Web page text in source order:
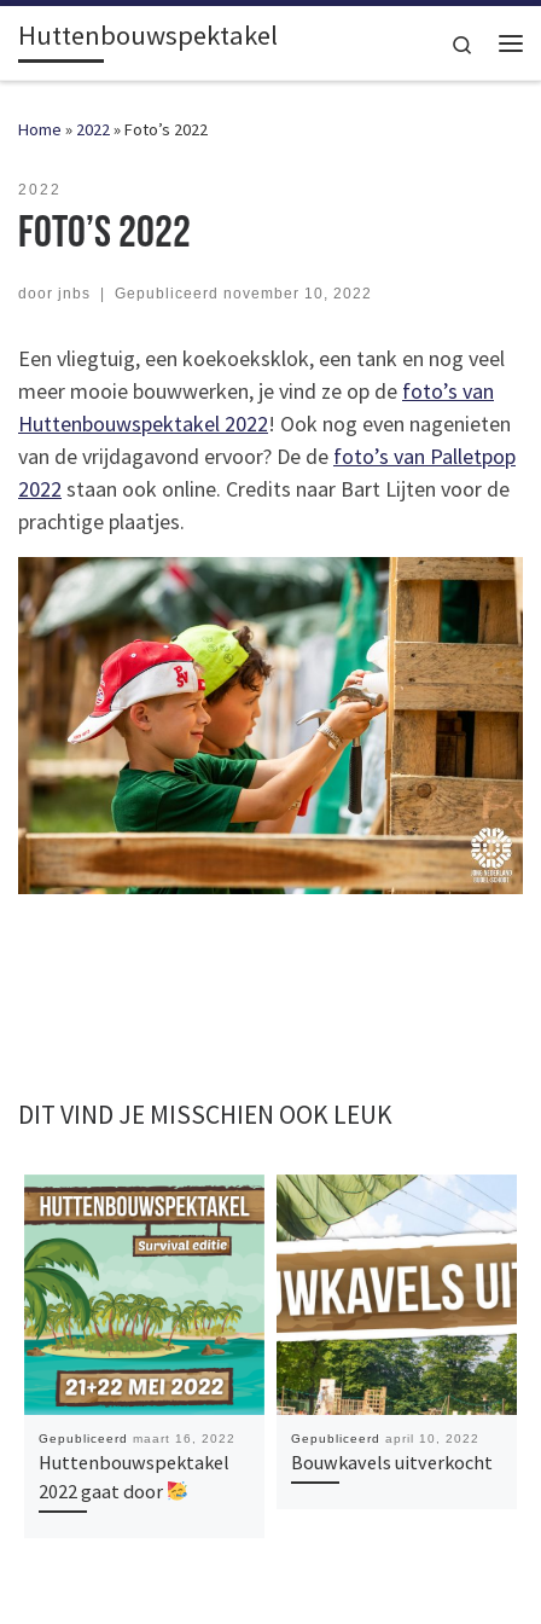
Ga naar inhoud
Huttenbouwspektakel
Search
Home » 2022»Foto’s 2022
2022
Foto’s 2022
door jnbs | Gepubliceerd november 10, 2022
Een vliegtuig, een koekoeksklok, een tank en nog veel
meer mooie bouwwerken, je vind ze op de foto’s van
Huttenbouwspektakel 2022! Ook nog even nagenieten
van de vrijdagavond ervoor? De de foto’s van Palletpop
2022 staan ook online. Credits naar Bart Lijten voor de
prachtige plaatjes.
DIT VIND JE MISSCHIEN OOK LEUK
Gepubliceerd maart 16, 2022
Huttenbouwspektakel
2022 gaat door
Gepubliceerd april 10, 2022
Bouwkavels uitverkocht